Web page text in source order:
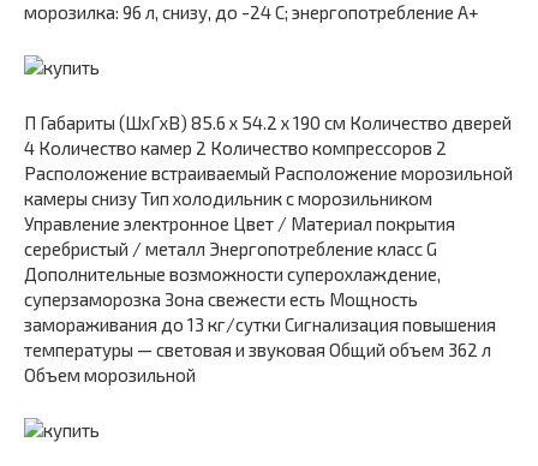
морозилка: 96 л, снизу, до -24 C; энергопотребление A+
П Габариты (ШxГxВ) 85.6 x 54.2 x 190 см Количество дверей
4 Количество камер 2 Количество компрессоров 2
Расположение встраиваемый Расположение морозильной
камеры снизу Тип холодильник с морозильником
Управление электронное Цвет / Материал покрытия
серебристый / металл Энергопотребление класс G
Дополнительные возможности суперохлаждение,
суперзаморозка Зона свежести есть Мощность
замораживания до 13 кг/cутки Сигнализация повышения
температуры — световая и звуковая Общий объем 362 л
Объем морозильной